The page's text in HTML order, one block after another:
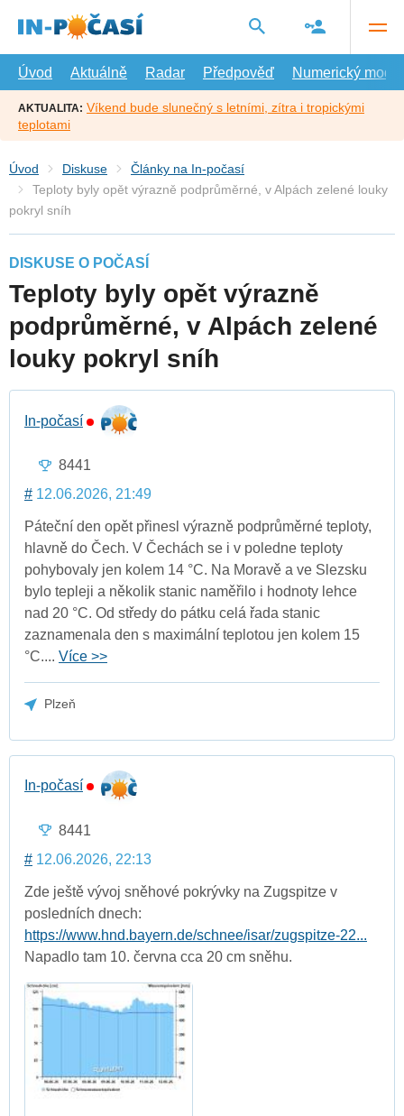
hlavní
Úvod
Aktuálně Radar Předpověď Numerický model
AKTUALITA: Víkend bude slunečný s letními, zítra i tropickými
teplotami
Úvod Diskuse
Články na In-počasí
Teploty byly opět výrazně podprůměrné, v Alpách zelené louky
pokryl sníh
DISKUSE O POČASÍ
Teploty byly opět výrazně
podprůměrné, v Alpách zelené
louky pokryl sníh
In-počasí
8441
# 12.06.2026, 21:49
Páteční den opět přinesl výrazně podprůměrné teploty,
hlavně do Čech. V Čechách se i v poledne teploty
pohybovaly jen kolem 14 °C. Na Moravě a ve Slezsku
bylo tepleji a několik stanic naměřilo i hodnoty lehce
nad 20 °C. Od středy do pátku celá řada stanic
zaznamenala den s maximální teplotou jen kolem 15
°C.... Více >>
Plzeň
In-počasí
8441
# 12.06.2026, 22:13
Zde ještě vývoj sněhové pokrývky na Zugspitze v
posledních dnech:
https://www.hnd.bayern.de/schnee/isar/zugspitze-22...
Napadlo tam 10. června cca 20 cm sněhu.